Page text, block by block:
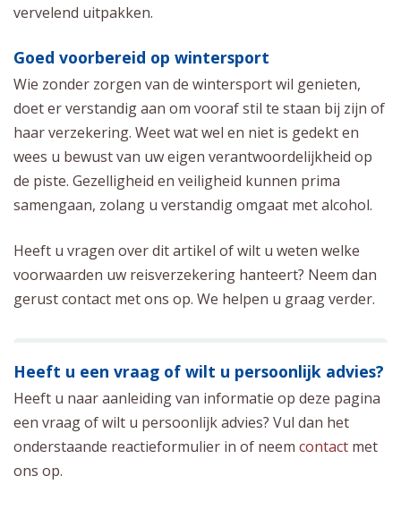
vervelend uitpakken.
Goed voorbereid op wintersport
Wie zonder zorgen van de wintersport wil genieten,
doet er verstandig aan om vooraf stil te staan bij zijn of
haar verzekering. Weet wat wel en niet is gedekt en
wees u bewust van uw eigen verantwoordelijkheid op
de piste. Gezelligheid en veiligheid kunnen prima
samengaan, zolang u verstandig omgaat met alcohol.
Heeft u vragen over dit artikel of wilt u weten welke
voorwaarden uw reisverzekering hanteert? Neem dan
gerust contact met ons op. We helpen u graag verder.
Heeft u een vraag of wilt u persoonlijk advies?
Heeft u naar aanleiding van informatie op deze pagina
een vraag of wilt u persoonlijk advies? Vul dan het
onderstaande reactieformulier in of neem contact met
ons op.